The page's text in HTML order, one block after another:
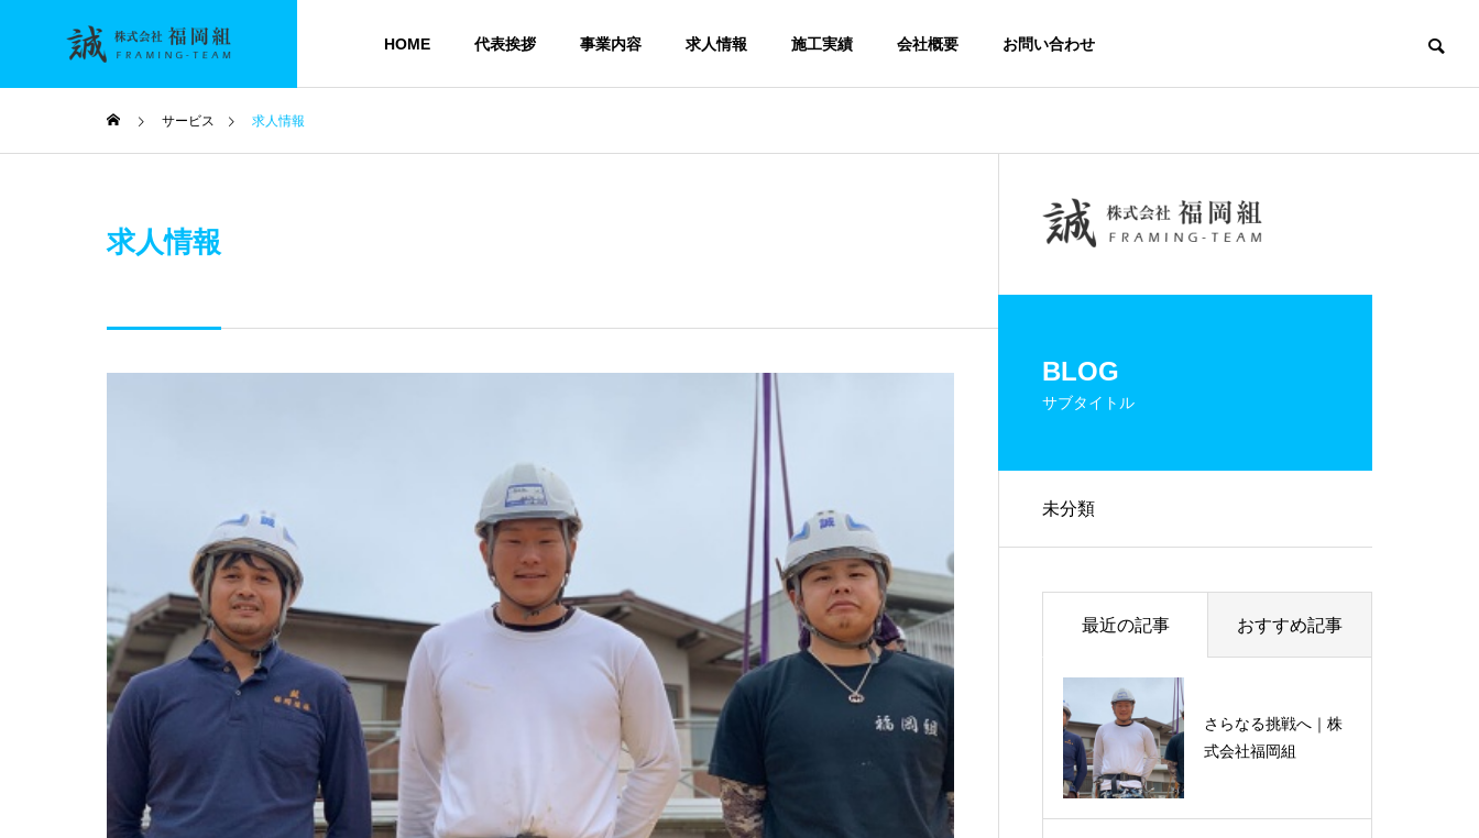
HOME 代表挨拶 事業内容 求人情報 施工実績 会社概要 お問い合わせ
サービス 求人情報
求人情報
BLOG
サブタイトル
未分類
最近の記事 おすすめ記事
さらなる挑戦へ｜株
式会社福岡組